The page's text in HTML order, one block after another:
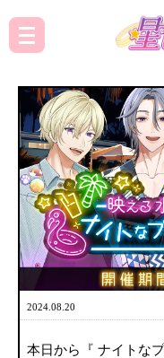
2024.08.20
本日から『 ナイトな